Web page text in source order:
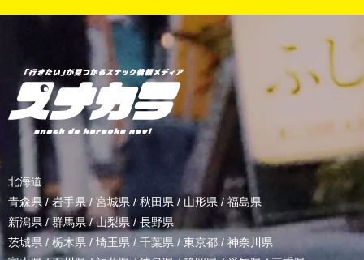
北海道
青森県 / 岩手県/ 宮城県 / 秋田県 / 山形県/ 福島県
新潟県 /群馬県/山梨県 / 長野県
茨城県 / 栃木県 / 埼玉県 / 千葉県 / 東京都 / 神奈川県